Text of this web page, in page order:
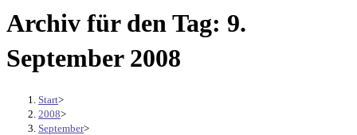
Archiv für den Tag: 9.
September 2008
Start>
2008>
September>